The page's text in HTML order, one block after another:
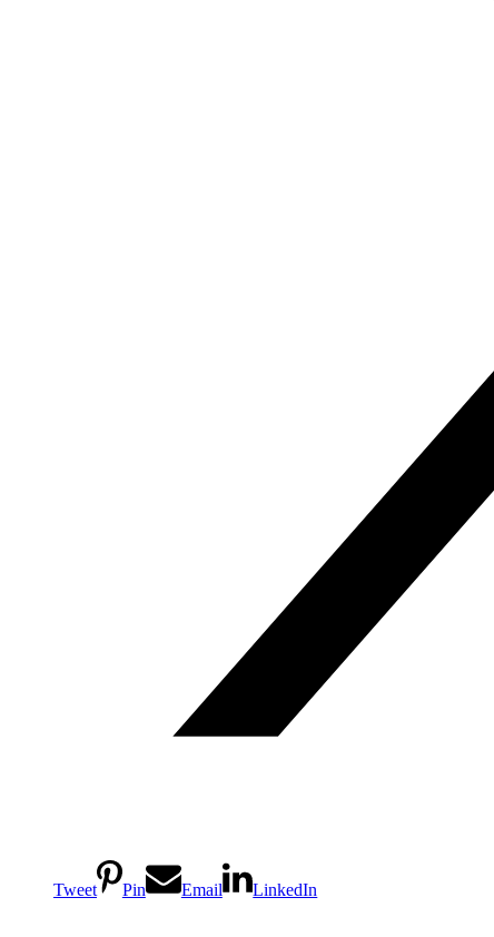
Tweet Pin Email LinkedIn